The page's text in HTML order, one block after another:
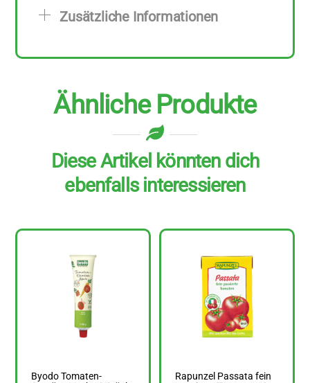
MengeZusätzliche Informationen
Ähnliche Produkte
Diese Artikel könnten dich
ebenfalls interessieren
Byodo Tomaten-
Rapunzel Passata fein